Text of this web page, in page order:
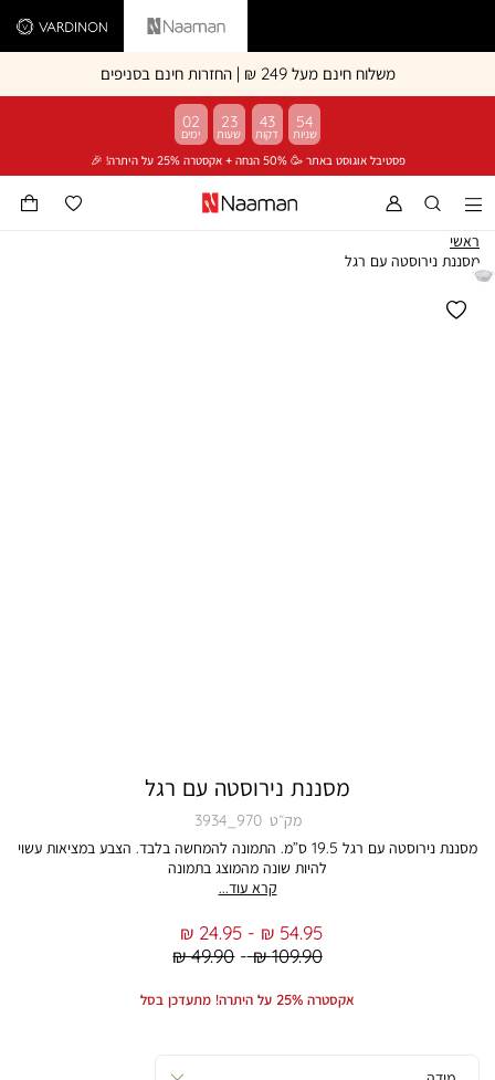
Vardinon Naaman
משלוח חינם מעל 249 ₪ | החזרות חינם בסניפים
פסטיבל אוגוסט באתר 🥳 50% הנחה + אקסטרה 25% על היתרה! 🎉
02 23 43 54
ראשי
מסננת נירוסטה עם רגל
מסננת נירוסטה עם רגל
מק״ט 3934_970
מסננת נירוסטה עם רגל 19.5 ס”מ. התמונה להמחשה בלבד. הצבע במציאות עשוי
להיות שונה מהמוצג בתמונה
קרא עוד...
Regular
Price
49.90 ₪
Regular
Price
109.90 ₪
From
24.95 ₪ To
54.95 ₪
אקסטרה 25% על היתרה! מתעדכן בסל